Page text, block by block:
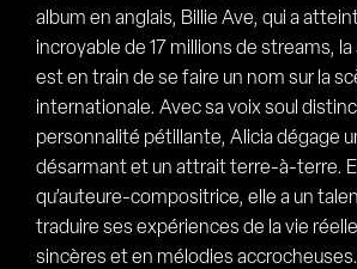
album en anglais, Billie Ave, qui a
incroyable de 17 millions de streams,
est en train de se faire un nom sur la
internationale. Avec sa voix soul
personnalité pétillante, Alicia dégage
désarmant et un attrait terre-à-terre.
qu’auteure-compositrice, elle a un
traduire ses expériences de la vie
sincères et en mélodies accrocheuses.